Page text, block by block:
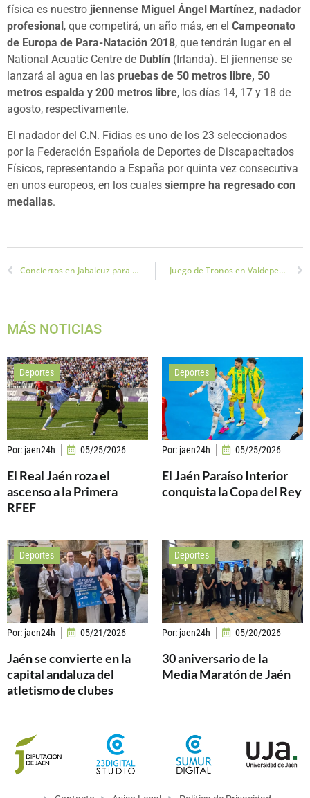
física es nuestro jiennense Miguel Ángel Martínez, nadador
profesional, que competirá, un año más, en el Campeonato
de Europa de Para-Natación 2018, que tendrán lugar en el
National Acuatic Centre de Dublín (Irlanda). El jiennense se
lanzará al agua en las pruebas de 50 metros libre, 50
metros espalda y 200 metros libre, los días 14, 17 y 18 de
agosto, respectivamente.
El nadador del C.N. Fidias es uno de los 23 seleccionados
por la Federación Española de Deportes de Discapacitados
Físicos, representando a España por quinta vez consecutiva
en unos europeos, en los cuales siempre ha regresado con
medallas.
Conciertos en Jabalcuz para disfrutar de ‘Música entre jardines y estrellas’ Juego de Tronos en Valdepeñas de Jaén para celebrar las Fiestas Realengas
MÁS NOTICIAS
Deportes
Por: jaen24h 05/25/2026
El Real Jaén roza el
ascenso a la Primera
RFEF
Deportes
Por: jaen24h 05/25/2026
El Jaén Paraíso Interior
conquista la Copa del Rey
Deportes
Por: jaen24h 05/21/2026
Jaén se convierte en la
capital andaluza del
atletismo de clubes
Deportes
Por: jaen24h 05/20/2026
30 aniversario de la
Media Maratón de Jaén